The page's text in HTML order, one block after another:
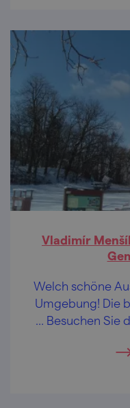
Vladimír
Welch schöne
Umgebung! Die
… Besuchen Sie
ehren